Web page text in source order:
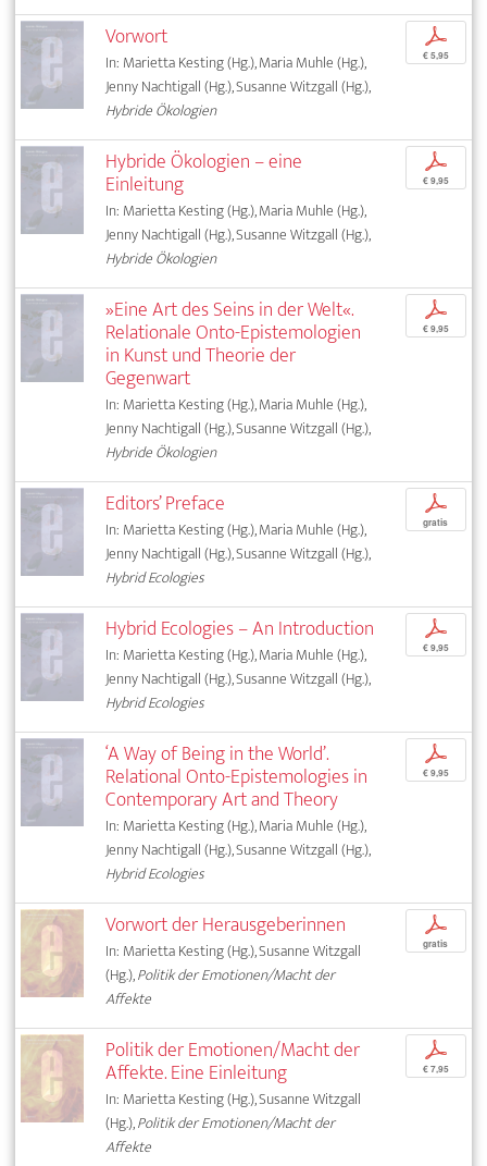
Vorwort
In: Marietta Kesting (Hg.), Maria Muhle (Hg.),
Jenny Nachtigall (Hg.), Susanne Witzgall (Hg.),
Hybride Ökologien
p
€ 5,95
Hybride Ökologien – eine
Einleitung
In: Marietta Kesting (Hg.), Maria Muhle (Hg.),
Jenny Nachtigall (Hg.), Susanne Witzgall (Hg.),
Hybride Ökologien
p
€ 9,95
»Eine Art des Seins in der Welt«.
Relationale Onto-Epistemologien
in Kunst und Theorie der
Gegenwart
In: Marietta Kesting (Hg.), Maria Muhle (Hg.),
Jenny Nachtigall (Hg.), Susanne Witzgall (Hg.),
Hybride Ökologien
p
€ 9,95
Editors’ Preface
In: Marietta Kesting (Hg.), Maria Muhle (Hg.),
Jenny Nachtigall (Hg.), Susanne Witzgall (Hg.),
Hybrid Ecologies
p
gratis
Hybrid Ecologies – An Introduction
In: Marietta Kesting (Hg.), Maria Muhle (Hg.),
Jenny Nachtigall (Hg.), Susanne Witzgall (Hg.),
Hybrid Ecologies
p
€ 9,95
‘A Way of Being in the World’.
Relational Onto-Epistemologies in
Contemporary Art and Theory
In: Marietta Kesting (Hg.), Maria Muhle (Hg.),
Jenny Nachtigall (Hg.), Susanne Witzgall (Hg.),
Hybrid Ecologies
p
€ 9,95
Vorwort der Herausgeberinnen
In: Marietta Kesting (Hg.), Susanne Witzgall
(Hg.),Politik der Emotionen/Macht der
Affekte
p
gratis
Politik der Emotionen/Macht der
Affekte. Eine Einleitung
In: Marietta Kesting (Hg.), Susanne Witzgall
(Hg.),Politik der Emotionen/Macht der
Affekte
p
€ 7,95